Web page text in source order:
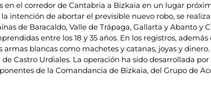
el corredor de Cantabria a Bizkaia en un lugar
intención de abortar el previsible nuevo robo, se
de Baracaldo, Valle de Trápaga, Gallarta y Abanto y
entre los 18 y 35 años. En los registros,
blancas como machetes y catanas, joyas y
Castro Urdiales. La operación ha sido desarrollada
de la Comandancia de Bizkaia, del Grupo de